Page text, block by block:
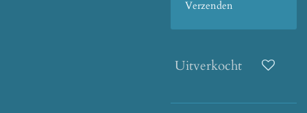
Verzenden
Uitverkocht